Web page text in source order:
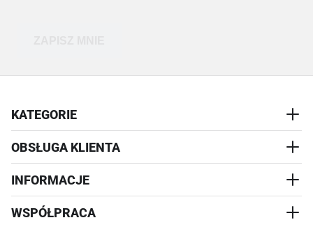
KATEGORIE
AKCESORIA
WYPRZEDAŻ
OBSŁUGA KLIENTA
REALIZACJA I WYSYŁKA
WYMIANA
INFORMACJE
KONTAKT
WSPÓŁPRACA